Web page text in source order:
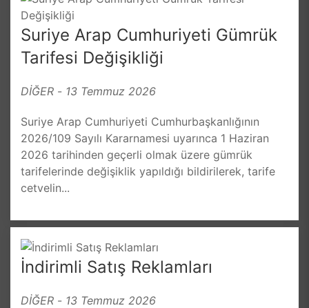
Suriye Arap Cumhuriyeti Gümrük
Tarifesi Değişikliği
DİĞER - 13 Temmuz 2026
Suriye Arap Cumhuriyeti Cumhurbaşkanlığının
2026/109 Sayılı Kararnamesi uyarınca 1 Haziran
2026 tarihinden geçerli olmak üzere gümrük
tarifelerinde değişiklik yapıldığı bildirilerek, tarife
cetvelin...
İndirimli Satış Reklamları
DİĞER - 13 Temmuz 2026